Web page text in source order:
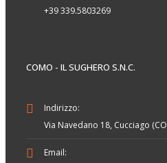
+39 339.5803269
COMO - IL SUGHERO S.N.C.
Indirizzo:
Via Navedano 18, Cucciago
Email: